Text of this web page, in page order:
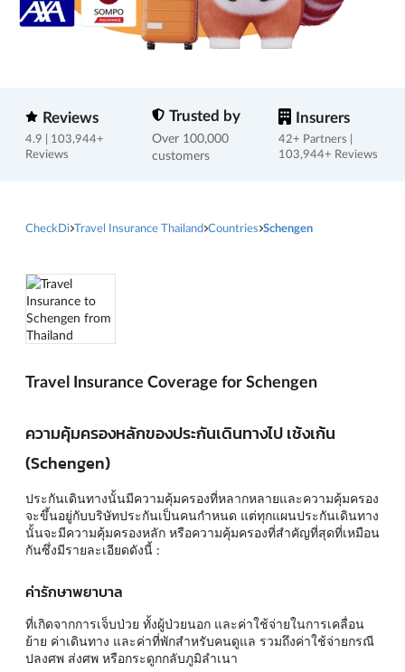
Reviews
4.9 | 103,944+
Reviews
Trusted by
Over 100,000
customers
Insurers
42+ Partners |
103,944+ Reviews
CheckDi Travel Insurance Thailand Countries Schengen
Travel Insurance Coverage for Schengen
ความคุ้มครองหลักของประกันเดินทางไป เช้งเก้น
(Schengen)
ประกันเดินทางนั้นมีความคุ้มครองที่หลากหลายและความคุ้มครอง
จะขึ้นอยู่กับบริษัทประกันเป็นคนกำหนด แต่ทุกแผนประกันเดินทาง
นั้นจะมีความคุ้มครองหลัก หรือความคุ้มครองที่สำคัญที่สุดที่เหมือน
กันซึ่งมีรายละเอียดดังนี้ :
ค่ารักษาพยาบาล
ที่เกิดจากการเจ็บป่วย ทั้งผู้ป่วยนอก และค่าใช้จ่ายในการเคลื่อน
ย้าย ค่าเดินทาง และค่าที่พักสำหรับคนดูแล รวมถึงค่าใช้จ่ายกรณี
ปลงศพ ส่งศพ หรือกระดูกกลับภูมิลำเนา